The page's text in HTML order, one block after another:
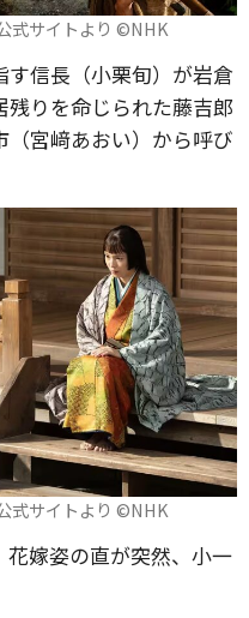
式サイトより ©️NHK
信長（小栗旬）が岩倉
りを命じられた藤吉郎
（宮﨑あおい）から呼び
式サイトより ©️NHK
嫁姿の直が突然、小一